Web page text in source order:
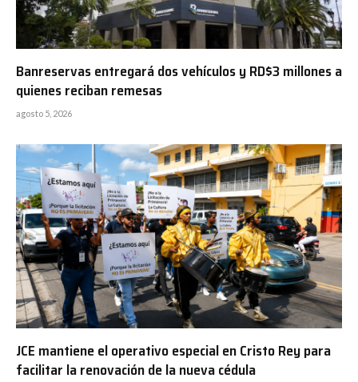
Banreservas entregará dos vehículos y RD$3 millones a
quienes reciban remesas
agosto 5, 2026
JCE mantiene el operativo especial en Cristo Rey para
facilitar la renovación de la nueva cédula